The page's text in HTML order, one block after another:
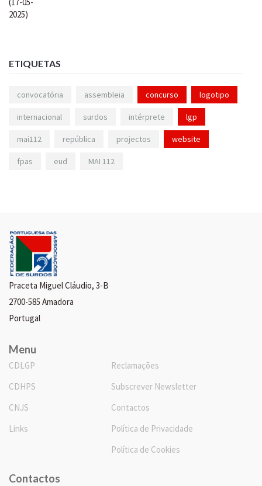
ETIQUETAS
convocatória assembleia concurso logotipo
internacional surdos intérprete lgp
mai112 república projectos website
fpas eud MAI 112
Praceta Miguel Cláudio, 3-B
2700-585 Amadora
Portugal
Menu
CDLGP
CDHPS
CNJS
Links
Reclamações
Subscrever Newsletter
Contactos
Política de Privacidade
Política de Cookies
Contactos